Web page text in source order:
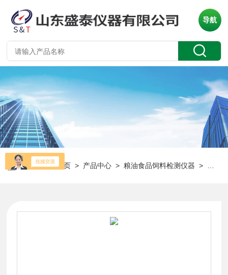
导航
当前位置：首页 > 产品中心 >粮油食品饲料检测仪器 >